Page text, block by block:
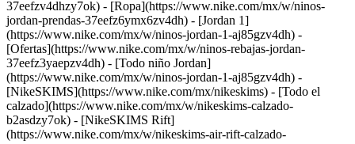
37eefzv4dhzy7ok) - [Ropa](https://www.nike.com/mx/w/ninos-
jordan-prendas-37eefz6ymx6zv4dh) - [Jordan 1]
(https://www.nike.com/mx/w/ninos-jordan-1-aj85gzv4dh) -
[Ofertas](https://www.nike.com/mx/w/ninos-rebajas-jordan-
37eefz3yaepzv4dh) - [Todo niño Jordan]
(https://www.nike.com/mx/w/ninos-jordan-1-aj85gzv4dh) -
[NikeSKIMS](https://www.nike.com/mx/nikeskims) - [Todo el
calzado](https://www.nike.com/mx/w/nikeskims-calzado-
b2asdzy7ok) - [NikeSKIMS Rift]
(https://www.nike.com/mx/w/nikeskims-air-rift-calzado-